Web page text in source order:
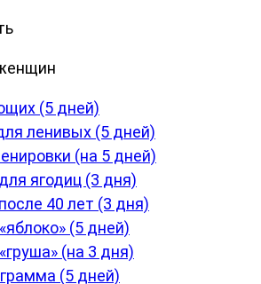
(5 дней)
ленивых (5 дней)
(на 5 дней)
ягодиц (3 дня)
40 лет (3 дня)
(5 дней)
(на 3 дня)
(5 дней)